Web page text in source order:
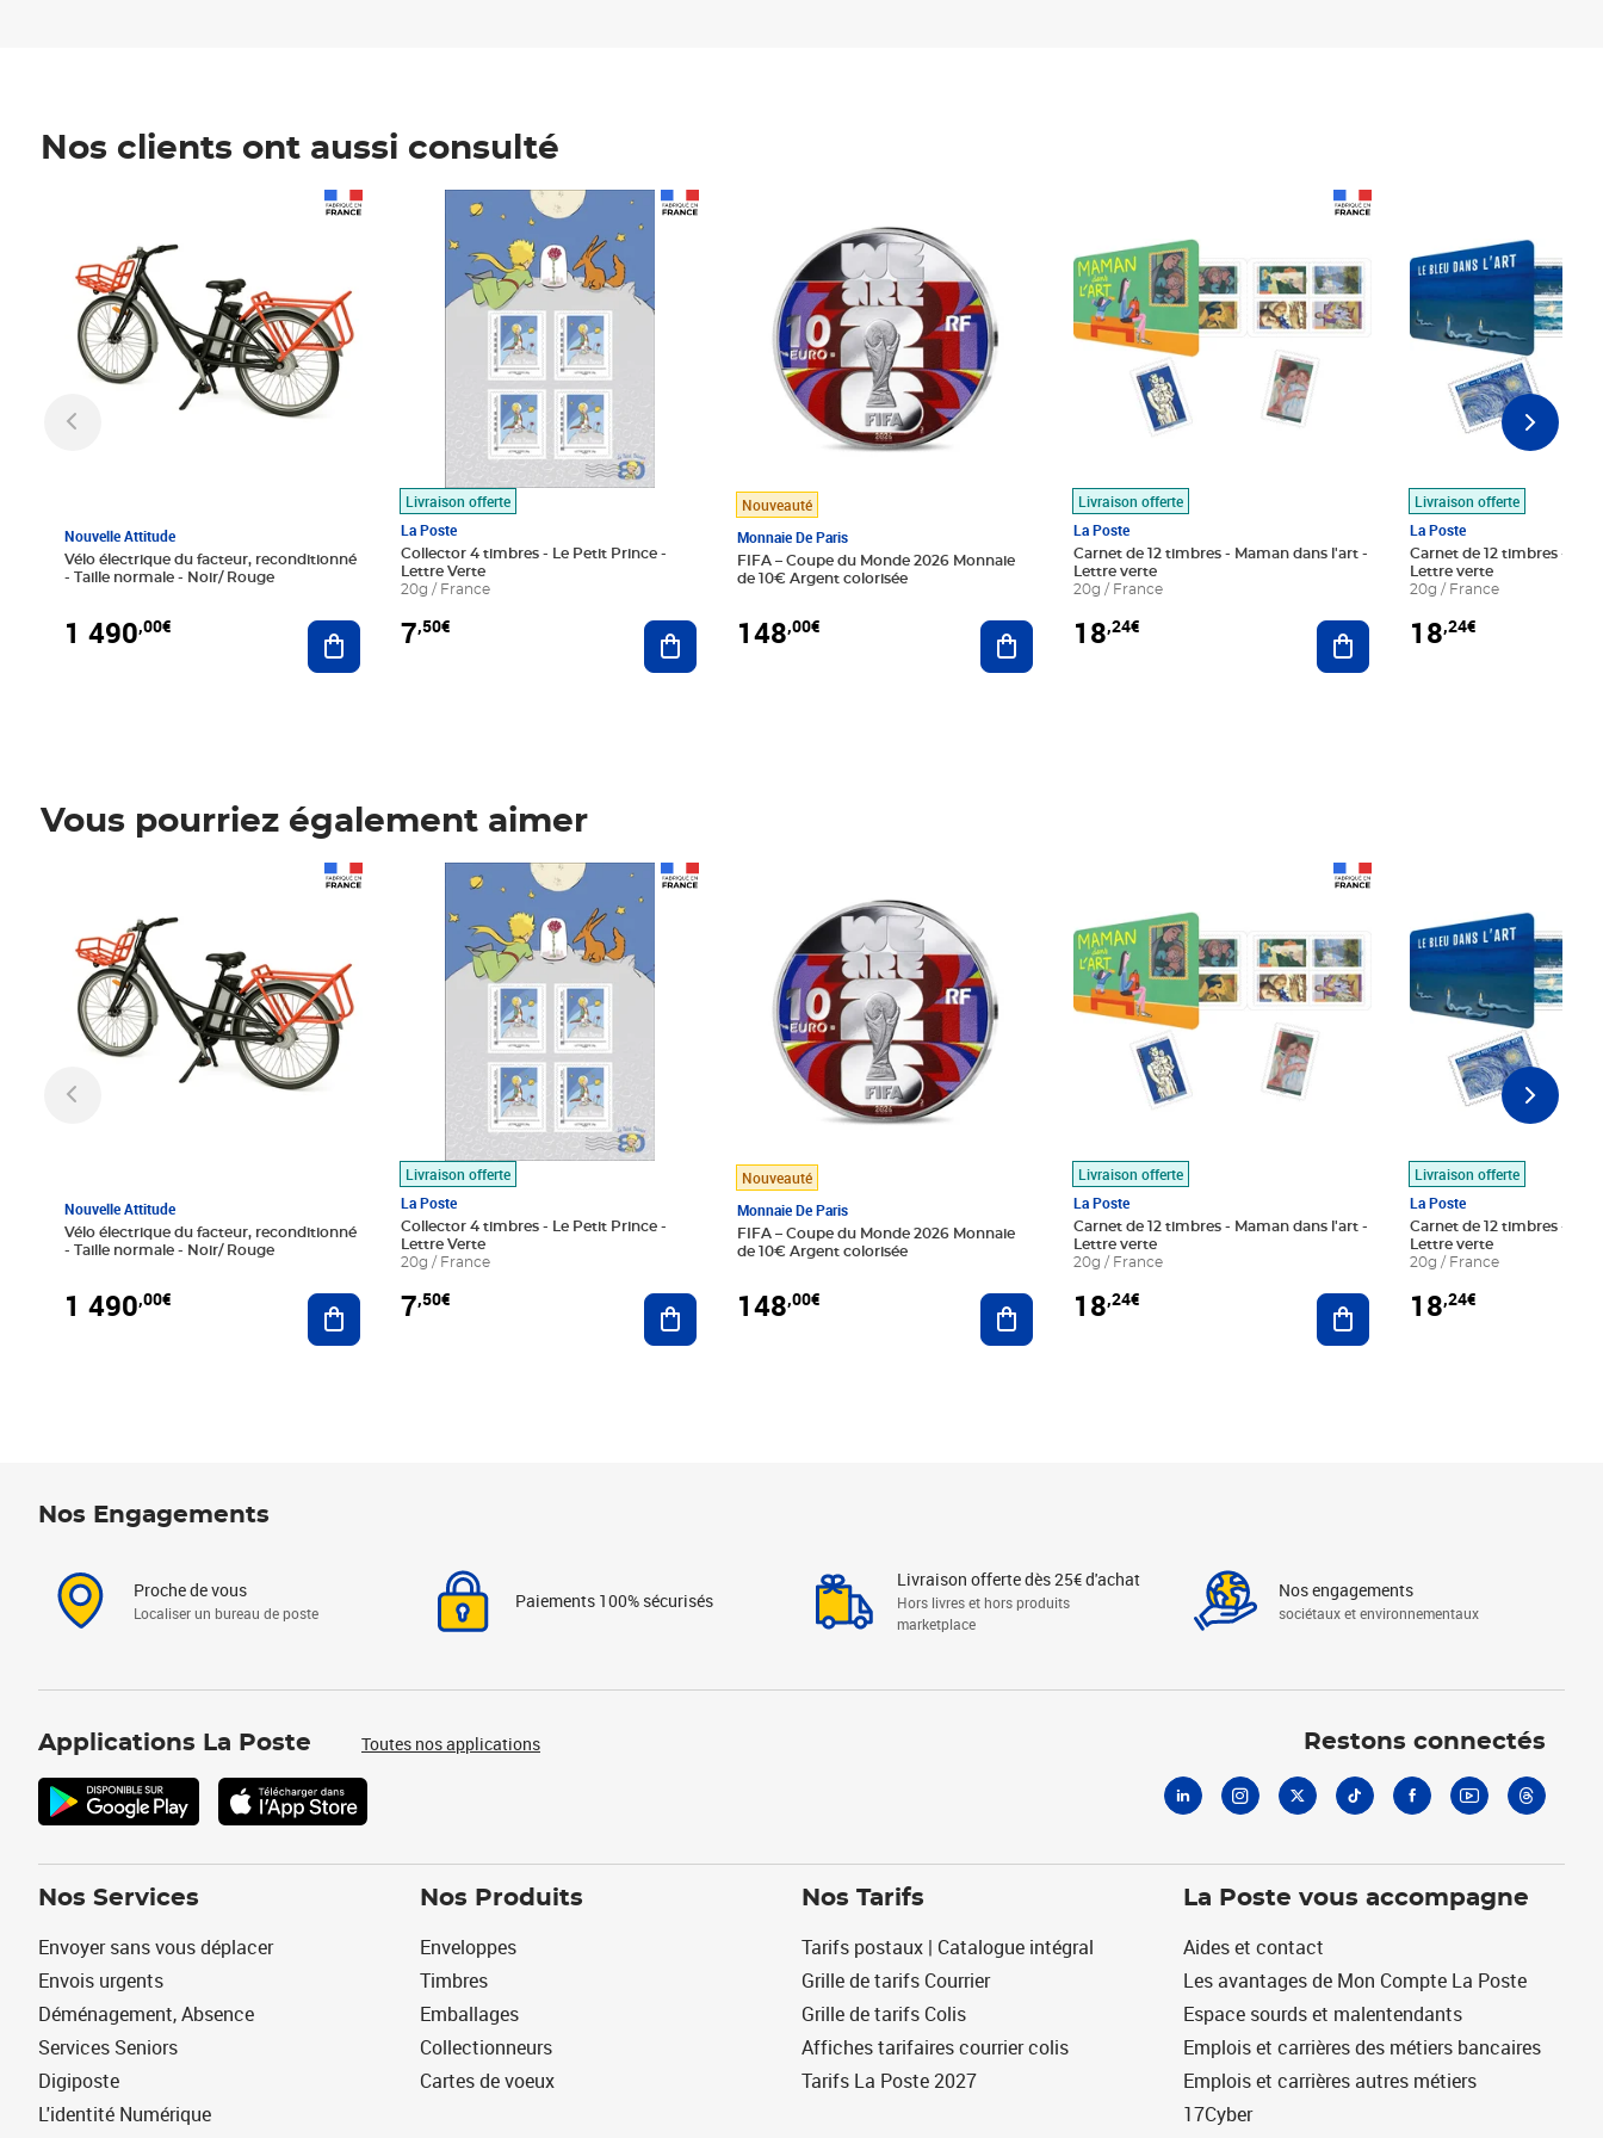
Nos clients ont aussi consulté
Nouvelle Attitude
Vélo électrique du facteur, reconditionné
- Taille normale - Noir/ Rouge
1 490,00€ Ajouter au panier
Livraison offerte
La Poste
Collector 4 timbres - Le Petit Prince -
Lettre Verte
20g / France
7,50€
Prix 7,50€
Ajouter au panier
Nouveauté
Monnaie De Paris
FIFA – Coupe du Monde 2026 Monnaie
de 10€ Argent colorisée
148,00€ Ajouter au panier
Livraison offerte
La Poste
Carnet de 12 timbres - Maman dans l'art -
Lettre verte
20g / France
18,24€ Ajouter au panier
Livraison offerte
La Poste
Carnet de 12 timbres - Le
Lettre verte
20g / France
18,24€
Vous pourriez également aimer
Nouvelle Attitude
Vélo électrique du facteur, reconditionné
- Taille normale - Noir/ Rouge
1 490,00€ Ajouter au panier
Livraison offerte
La Poste
Collector 4 timbres - Le Petit Prince -
Lettre Verte
20g / France
7,50€
Prix 7,50€
Ajouter au panier
Nouveauté
Monnaie De Paris
FIFA – Coupe du Monde 2026 Monnaie
de 10€ Argent colorisée
148,00€ Ajouter au panier
Livraison offerte
La Poste
Carnet de 12 timbres - Maman dans l'art -
Lettre verte
20g / France
18,24€ Ajouter au panier
Livraison offerte
La Poste
Carnet de 12 timbres - Le
Lettre verte
20g / France
18,24€
Nos Engagements
Proche de vous
Localiser un bureau de poste
Paiements 100% sécurisés
Livraison offerte dès 25€ d'achat
Hors livres et hors produits
marketplace
Nos engagements
sociétaux et environnementaux
Applications La Poste Toutes nos applications Restons connectés
Nos Services
Envoyer sans vous déplacer
Envois urgents
Déménagement, Absence
Services Seniors
Digiposte
L'identité Numérique
Nos Produits
Enveloppes
Timbres
Emballages
Collectionneurs
Cartes de voeux
Nos Tarifs
Tarifs postaux | Catalogue intégral
Grille de tarifs Courrier
Grille de tarifs Colis
Affiches tarifaires courrier colis
Tarifs La Poste 2027
La Poste vous accompagne
Aides et contact
Les avantages de Mon Compte La Poste
Espace sourds et malentendants
Emplois et carrières des métiers bancaires
Emplois et carrières autres métiers
17Cyber